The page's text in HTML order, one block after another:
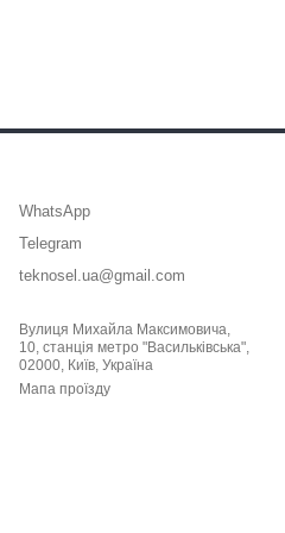
WhatsApp
Telegram
teknosel.ua@gmail.com
Вулиця Михайла Максимовича,
10, станція метро "Васильківська",
02000, Київ, Україна
Мапа проїзду